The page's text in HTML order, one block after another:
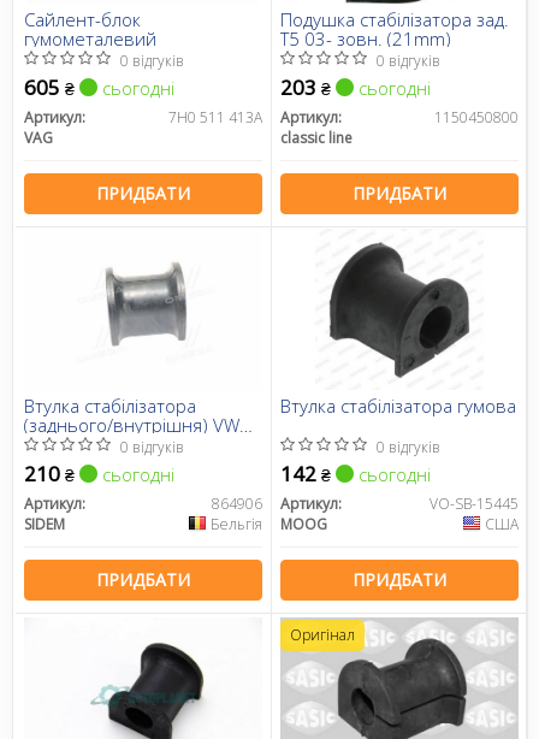
Сайлент-блок
гумометалевий
0 відгуків
605 ₴ сьогодні
Артикул:
7H0 511 413A
VAG
ПРИДБАТИ
Подушка стабілізатора зад.
T5 03- зовн. (21mm)
0 відгуків
203 ₴ сьогодні
Артикул:
1150450800
classic line
ПРИДБАТИ
Втулка стабілізатора
(заднього/внутрішня) VW
T5 03- (d=22mm)
0 відгуків
210 ₴ сьогодні
Артикул:
864906
SIDEM
Бельгія
ПРИДБАТИ
Втулка стабілізатора гумова
0 відгуків
142 ₴ сьогодні
Артикул:
VO-SB-15445
MOOG
США
ПРИДБАТИ
Оригінал